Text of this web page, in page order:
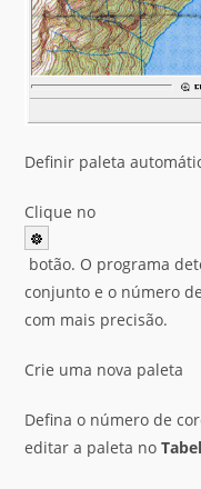
Definir paleta
Clique no
botão. O programa
conjunto e o número
com mais precisão.
Crie uma nova paleta
Defina o número de
editar a paleta no